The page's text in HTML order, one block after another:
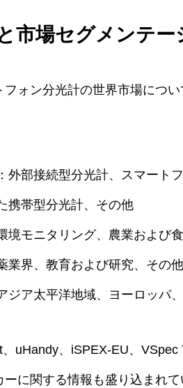
市場セグメンテー
ォン分光計の世界市場につ
：外部接続型分光計、スマート
携帯型分光計、その他
境モニタリング、農業および
業界、教育および研究、その他
ジア太平洋地域、ヨーロッパ
uHandy、iSPEX-EU、VSpec
に関する情報も盛り込まれて